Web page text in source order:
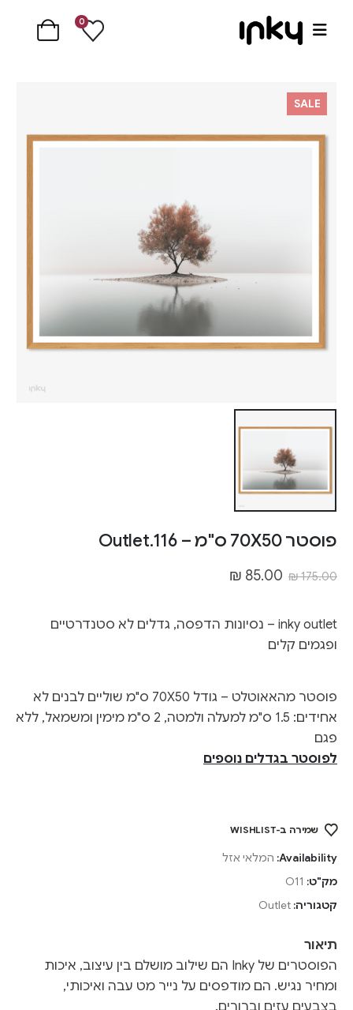
0
SALE
פוסטר 70X50 ס"מ – Outlet.116
₪175.00
₪ 85.00
inky outlet – נסיונות הדפסה, גדלים לא סטנדרטיים
ופגמים קלים
פוסטר מהאאוטלט – גודל 70X50 ס"מ שוליים לבנים לא
אחידים: 1.5 ס"מ למעלה ולמטה, 2 ס"מ מימין ומשמאל, ללא
פגם
לפוסטר בגדלים נוספים
שמירה ב-WISHLIST
Availability: המלאי אזל
מק"ט: O11
קטגוריה: Outlet
תיאור
הפוסטרים של Inky הם שילוב מושלם בין עיצוב, איכות
ומחיר נגיש. הם מודפסים על נייר מט עבה ואיכותי,
בצבעים עזים וברורים.